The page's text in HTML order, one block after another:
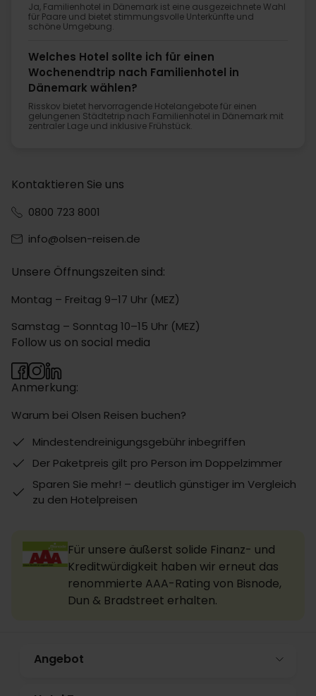
Ja, Familienhotel in Dänemark ist eine ausgezeichnete Wahl
für Paare und bietet stimmungsvolle Unterkünfte und
schöne Umgebung.
Welches Hotel sollte ich für einen
Wochenendtrip nach Familienhotel in
Dänemark wählen?
Risskov bietet hervorragende Hotelangebote für einen
gelungenen Städtetrip nach Familienhotel in Dänemark mit
zentraler Lage und inklusive Frühstück.
Kontaktieren Sie uns
0800 723 8001
info@olsen-reisen.de
Unsere Öffnungszeiten sind:
Montag – Freitag 9–17 Uhr (MEZ)
Samstag – Sonntag 10–15 Uhr (MEZ)
Anmerkung:
Warum bei Olsen Reisen buchen?
Mindestendreinigungsgebühr inbegriffen
Der Paketpreis gilt pro Person im Doppelzimmer
Sparen Sie mehr! – deutlich günstiger im Vergleich
zu den Hotelpreisen
Follow us on social media
Für unsere äußerst solide Finanz- und
Kreditwürdigkeit haben wir erneut das
renommierte AAA-Rating von Bisnode,
Dun & Bradstreet erhalten.
Angebot